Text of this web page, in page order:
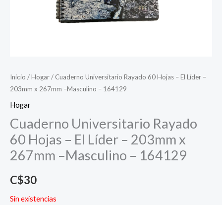
Inicio /Hogar/ Cuaderno Universitario Rayado 60 Hojas – El Líder –
203mm x 267mm –Masculino – 164129
Hogar
Cuaderno Universitario Rayado
60 Hojas – El Líder – 203mm x
267mm –Masculino – 164129
C$30
Sin existencias